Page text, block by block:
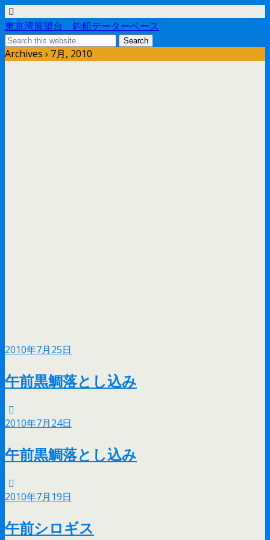
東京湾展望台 釣船データーベース
Archives › 7月, 2010
2010年7月25日
午前黒鯛落とし込み
2010年7月24日
午前黒鯛落とし込み
2010年7月19日
午前シロギス